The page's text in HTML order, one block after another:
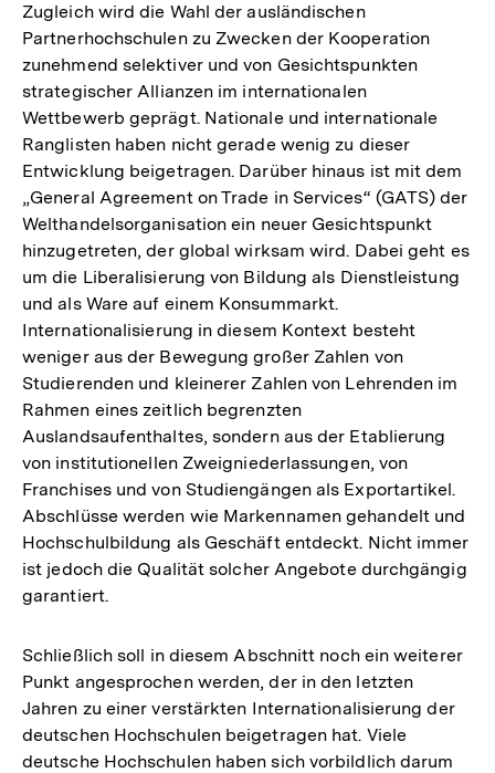
Zugleich wird die Wahl der ausländischen
Partnerhochschulen zu Zwecken der Kooperation
zunehmend selektiver und von Gesichtspunkten
strategischer Allianzen im internationalen
Wettbewerb geprägt. Nationale und internationale
Ranglisten haben nicht gerade wenig zu dieser
Entwicklung beigetragen. Darüber hinaus ist mit dem
„General Agreement on Trade in Services“ (GATS) der
Welthandelsorganisation ein neuer Gesichtspunkt
hinzugetreten, der global wirksam wird. Dabei geht es
um die Liberalisierung von Bildung als Dienstleistung
und als Ware auf einem Konsummarkt.
Internationalisierung in diesem Kontext besteht
weniger aus der Bewegung großer Zahlen von
Studierenden und kleinerer Zahlen von Lehrenden im
Rahmen eines zeitlich begrenzten
Auslandsaufenthaltes, sondern aus der Etablierung
von institutionellen Zweigniederlassungen, von
Franchises und von Studiengängen als Exportartikel.
Abschlüsse werden wie Markennamen gehandelt und
Hochschulbildung als Geschäft entdeckt. Nicht immer
ist jedoch die Qualität solcher Angebote durchgängig
garantiert.
Schließlich soll in diesem Abschnitt noch ein weiterer
Punkt angesprochen werden, der in den letzten
Jahren zu einer verstärkten Internationalisierung der
deutschen Hochschulen beigetragen hat. Viele
deutsche Hochschulen haben sich vorbildlich darum